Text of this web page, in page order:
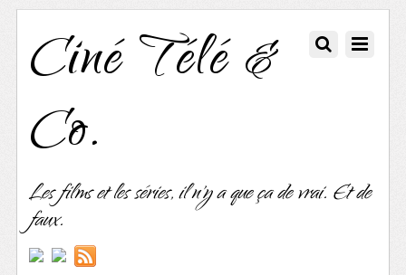
Ciné Télé &
Co.
Les films et les séries, il n'y a que ça de vrai. Et de
faux.